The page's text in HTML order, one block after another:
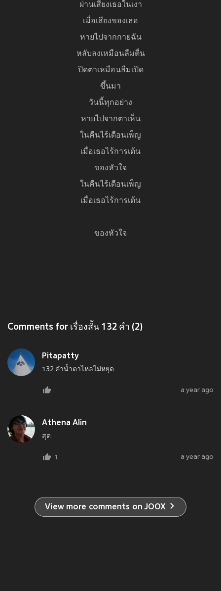
ผ่านเสียงเธอในเงา
เมื่อเสียงของเธอ
หายไปจากกายฉัน
หลับลงเหมือนลืมตื่น
ปิดตาเหมือนลืมเปิด
ขึ้นมา
วันนี้ทุกอย่าง
หายไปจากตาเห็น
ในคืนไร้เดือนเพ็ญ
เมื่อเธอไร้การเต้น
ของหัวใจ
ในคืนไร้เดือนเพ็ญ
เมื่อเธอไร้การเต้น
ของหัวใจ
Comments for เรื่องสั้น 132 คำ (2)
Pitapatty
132 คำน้ำตาไหลไม่หยุด
a year ago
Athena Alin
สุด
1 a year ago
View more comments on JOOX